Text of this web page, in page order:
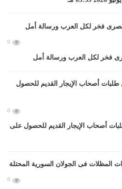
0
فخر لكل العرب ورسالة أمل
0
أصحاب الإيجار القديم للحصول على
0